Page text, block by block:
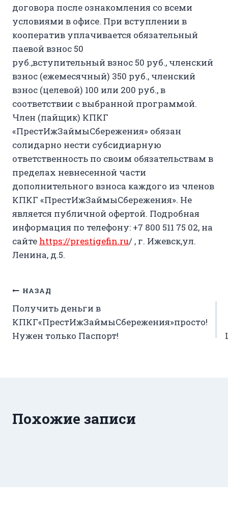
договора после ознакомления со всеми
условиями в офисе. При вступлении в
кооператив уплачивается обязательный
паевой взнос 50
руб.,вступительный взнос 50 руб., членский
взнос (ежемесячный) 350 руб., членский
взнос (целевой) 100 или 200 руб., в
соответствии с выбранной программой.
Член (пайщик) КПКГ
«ПрестИжЗаймыСбережения» обязан
солидарно нести субсидиарную
ответственность по своим обязательствам в
пределах невнесенной части
дополнительного взноса каждого из членов
КПКГ «ПрестИжЗаймыСбережения». Не
является публичной офертой. Подробная
информация по телефону: +7 800 511 75 02, на
сайте https://prestigefin.ru/ , г. Ижевск,ул.
Ленина, д.5.
Навигация
по
записям
НАЗАД
Получить деньги в
КПКГ«ПрестИжЗаймыСбережения»просто!
Нужен только Паспорт!
Похожие записи